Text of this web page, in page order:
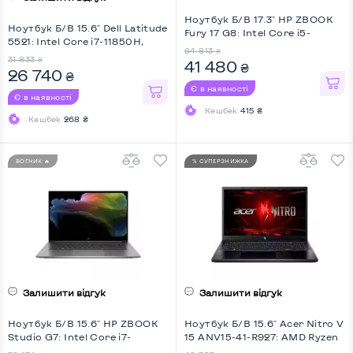
Ноутбук Б/В 15.6" Dell Latitude
5521: Intel Core i7-11850H,
Full HD, Key Light
31 833 ₴
26 740 ₴
Є в наявності
Кешбек 268 ₴
Ноутбук Б/В 17.3" HP ZBOOK
Fury 17 G8: Intel Core i5-
HD, Key Light
64 813 ₴
41 480 ₴
Є в наявності
Кешбек 415 ₴
ВОГНИК 🔥
Залишити відгук
Ноутбук Б/В 15.6" HP ZBOOK
Studio G7: Intel Core i7-
% СУПЕРЗНИЖКА
Залишити відгук
Ноутбук Б/В 15.6" Acer Nitro V
15 ANV15-41-R927: AMD Ryzen